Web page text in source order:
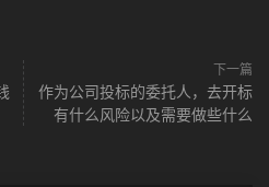
下一篇
作为公司投标的委托人，去开标
有什么风险以及需要做些什么